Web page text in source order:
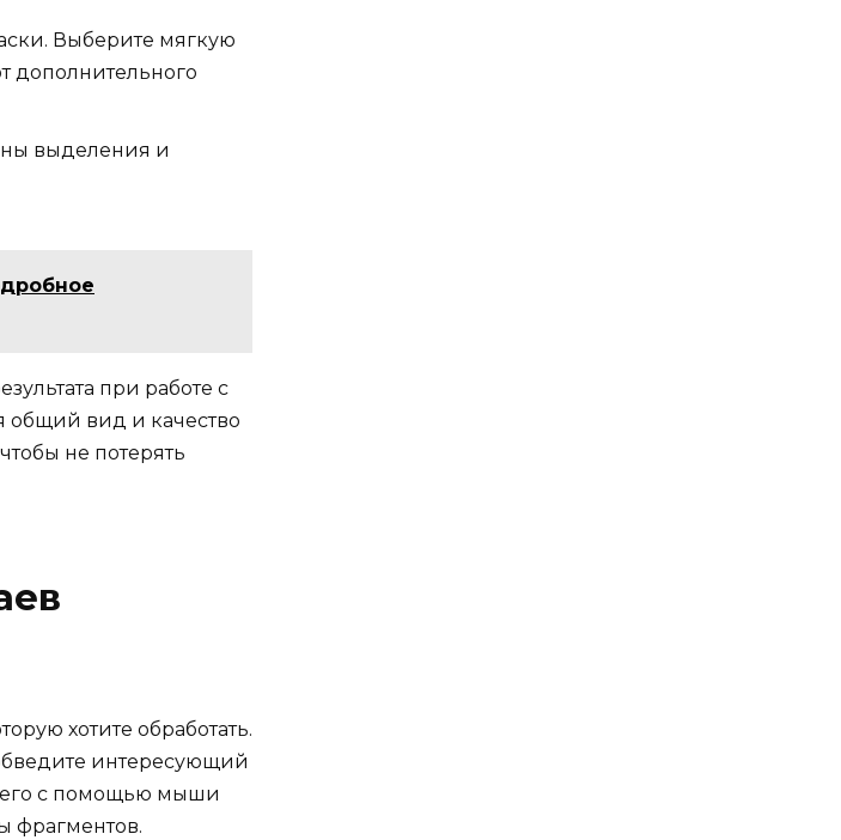
Выберите мягкую
дополнительного
выделения и
при работе с
общий вид и качество
не потерять
хотите обработать.
интересующий
его с помощью мыши
фрагментов.